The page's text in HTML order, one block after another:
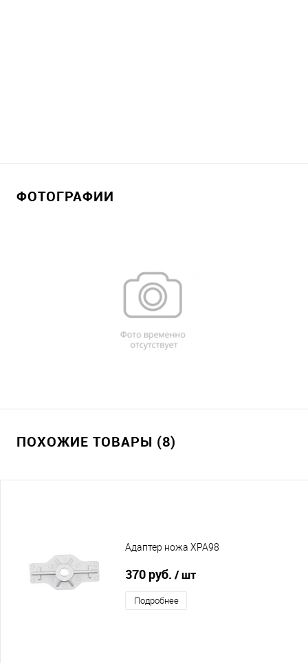
ФОТОГРАФИИ
ПОХОЖИЕ ТОВАРЫ (8)
Адаптер ножа XPA98
370 руб. / шт
Подробнее